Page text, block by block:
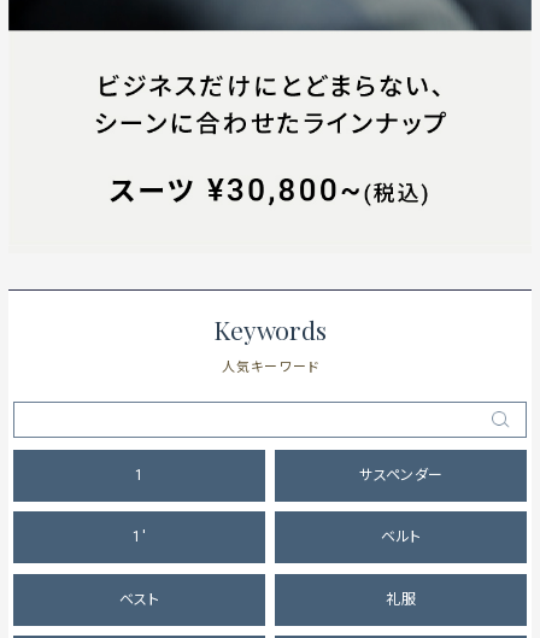
Keywords
人気キーワード
1 サスペンダー
1' ベルト
ベスト 礼服